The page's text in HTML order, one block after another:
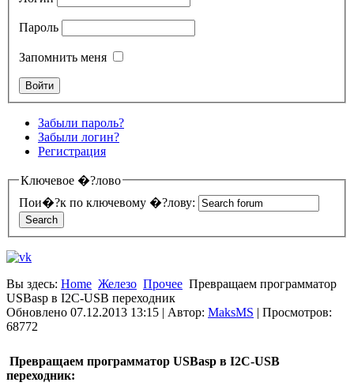
Пароль
Запомнить меня
Забыли пароль?
Забыли логин?
Регистрация
Ключевое �?лово
Пои�?к по ключевому �?лову:
Вы здесь: Home Железо Прочее Превращаем программатор
USBasp в I2C-USB переходник
Обновлено 07.12.2013 13:15 | Автор: MaksMS | Просмотров:
68772
Превращаем программатор USBasp в I2C-USB
переходник: